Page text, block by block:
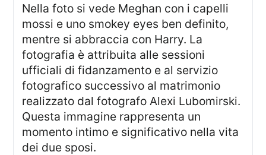
Nella foto si vede Meghan con i capelli
mossi e uno smokey eyes ben definito,
mentre si abbraccia con Harry. La
fotografia è attribuita alle sessioni
ufficiali di fidanzamento e al servizio
fotografico successivo al matrimonio
realizzato dal fotografo Alexi Lubomirski.
Questa immagine rappresenta un
momento intimo e significativo nella vita
dei due sposi.